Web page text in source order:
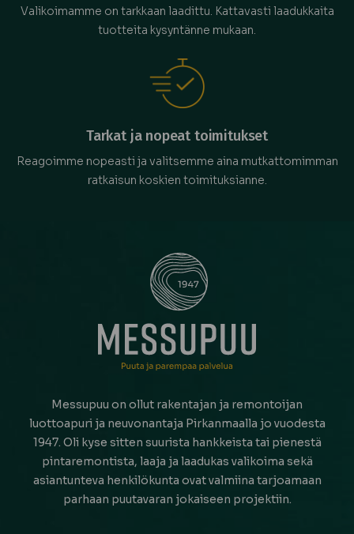
Valikoimamme on tarkkaan laadittu. Kattavasti laadukkaita
tuotteita kysyntänne mukaan.
Tarkat ja nopeat toimitukset
Reagoimme nopeasti ja valitsemme aina mutkattomimman
ratkaisun koskien toimituksianne.
Messupuu on ollut rakentajan ja remontoijan
luottoapuri ja neuvonantaja Pirkanmaalla jo vuodesta
1947. Oli kyse sitten suurista hankkeista tai pienestä
pintaremontista, laaja ja laadukas valikoima sekä
asiantunteva henkilökunta ovat valmiina tarjoamaan
parhaan puutavaran jokaiseen projektiin.